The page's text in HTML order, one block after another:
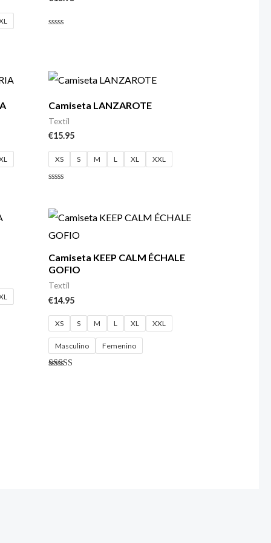
Camiseta LANZAROTE
Textil
€15.95
XS S M L XL XXL
de
5
Camiseta KEEP CALM ÉCHALE
GOFIO
Textil
€14.95
XS S M L XL XXL
Masculino Femenino